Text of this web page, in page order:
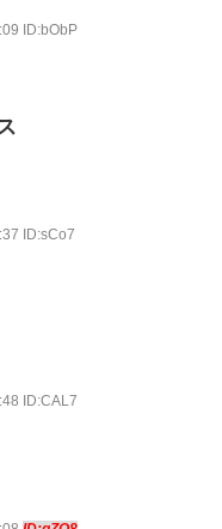
ID:bObP
ID:sCo7
ID:CAL7